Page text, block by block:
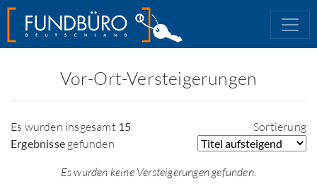
Vor-Ort-Versteigerungen
Es wurden insgesamt 15
Ergebnisse gefunden
Sortierung
Es wurden keine Versteigerungen gefunden.